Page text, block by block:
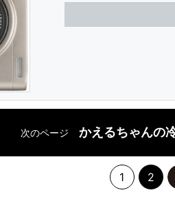
次のページ かえるちゃんの
1 2
次のページへ